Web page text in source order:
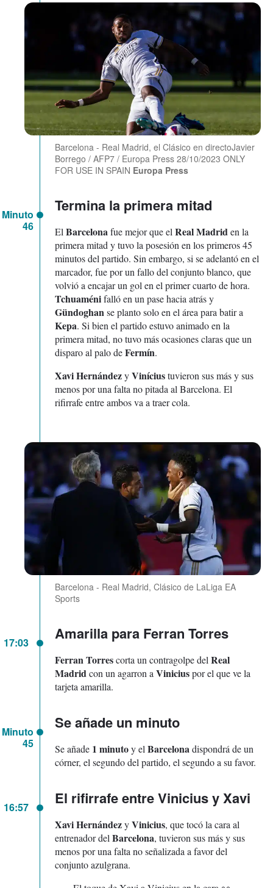
Barcelona - Real Madrid, el Clásico en directoJavier
Borrego / AFP7 / Europa Press 28/10/2023 ONLY
FOR USE IN SPAIN Europa Press
Minuto
46
Termina la primera mitad
ElBarcelonafue mejor que elReal Madriden la
primera mitad y tuvo la posesión en los primeros 45
minutos del partido. Sin embargo, si se adelantó en el
marcador, fue por un fallo del conjunto blanco, que
volvió a encajar un gol en el primer cuarto de hora.
Tchuaménifalló en un pase hacia atrás y
Gündoghanse planto solo en el área para batir a
Kepa. Si bien el partido estuvo animado en la
primera mitad, no tuvo más ocasiones claras que un
disparo al palo deFermín.
Xavi HernándezyViníciustuvieron sus más y sus
menos por una falta no pitada al Barcelona. El
rifirrafe entre ambos va a traer cola.
Barcelona - Real Madrid, Clásico de LaLiga EA
Sports
17:03 Amarilla para Ferran Torres
Ferran Torrescorta un contragolpe del Real
Madridcon un agarron a Viniciuspor el que ve la
tarjeta amarilla.
Minuto
45
Se añade un minuto
Se añade 1 minutoy el Barcelonadispondrá de un
córner, el segundo del partido, el segundo a su favor.
16:57 El rifirrafe entre Vinicius y Xavi
Xavi HernándezyVinicius, que tocó la cara al
entrenador del Barcelona, tuvieron sus más y sus
menos por una falta no señalizada a favor del
conjunto azulgrana.